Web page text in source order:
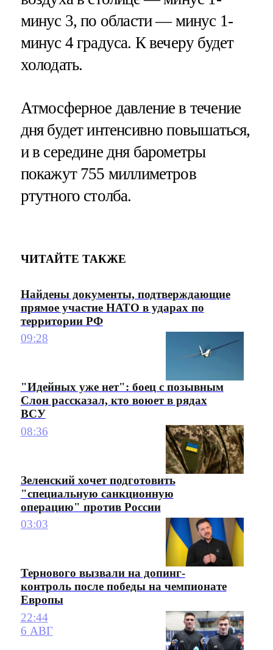
минус 3, по области — минус 1-
минус 4 градуса. К вечеру будет
холодать.
Атмосферное давление в течение
дня будет интенсивно повышаться,
и в середине дня барометры
покажут 755 миллиметров
ртутного столба.
ЧИТАЙТЕ ТАКЖЕ
Найдены документы, подтверждающие
прямое участие НАТО в ударах по
территории РФ
09:28
"Идейных уже нет": боец с позывным
Слон рассказал, кто воюет в рядах
ВСУ
08:36
Зеленский хочет подготовить
"специальную санкционную
операцию" против России
03:03
Тернового вызвали на допинг-
контроль после победы на чемпионате
Европы
22:44
6 АВГ